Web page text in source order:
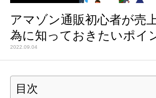
アマゾン通販初心者が売
為に知っておきたいポイ
2022.09.04
目次